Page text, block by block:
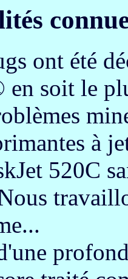
ont été
en soit le
à
520C